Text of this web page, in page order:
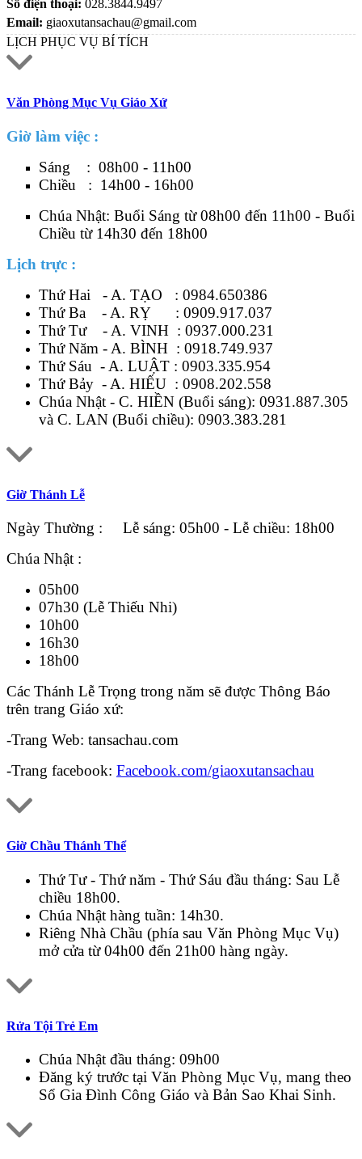
Số điện thoại: 028.3844.9497
Email: giaoxutansachau@gmail.com
LỊCH PHỤC VỤ BÍ TÍCH
Văn Phòng Mục Vụ Giáo Xứ
Giờ làm việc :
Sáng : 08h00 - 11h00
Chiều : 14h00 - 16h00
Chúa Nhật: Buổi Sáng từ 08h00 đến 11h00 - Buổi
Chiều từ 14h30 đến 18h00
Lịch trực :
Thứ Hai - A. TẠO : 0984.650386
Thứ Ba - A. RỴ : 0909.917.037
Thứ Tư - A. VINH : 0937.000.231
Thứ Năm - A. BÌNH : 0918.749.937
Thứ Sáu - A. LUẬT : 0903.335.954
Thứ Bảy - A. HIẾU : 0908.202.558
Chúa Nhật - C. HIỀN (Buổi sáng): 0931.887.305
và C. LAN (Buổi chiều): 0903.383.281
Giờ Thánh Lễ
Ngày Thường : Lễ sáng: 05h00 - Lễ chiều: 18h00
Chúa Nhật :
05h00
07h30 (Lễ Thiếu Nhi)
10h00
16h30
18h00
Các Thánh Lễ Trọng trong năm sẽ được Thông Báo
trên trang Giáo xứ:
-Trang Web: tansachau.com
-Trang facebook: Facebook.com/giaoxutansachau
Giờ Chầu Thánh Thể
Thứ Tư - Thứ năm - Thứ Sáu đầu tháng: Sau Lễ
chiều 18h00.
Chúa Nhật hàng tuần: 14h30.
Riêng Nhà Chầu (phía sau Văn Phòng Mục Vụ)
mở cửa từ 04h00 đến 21h00 hàng ngày.
Rửa Tội Trẻ Em
Chúa Nhật đầu tháng: 09h00
Đăng ký trước tại Văn Phòng Mục Vụ, mang theo
Sổ Gia Đình Công Giáo và Bản Sao Khai Sinh.